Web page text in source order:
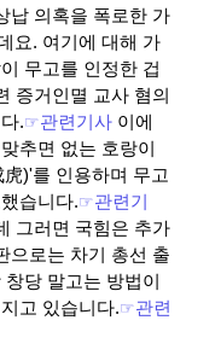
납 의혹을 폭로한 가
요. 여기에 대해 가
무고를 인정한 겁
증거인멸 교사 혐의
.☞관련기사 이에
추면 없는 호랑이
)'를 인용하며 무고
습니다.☞관련기
그러면 국힘은 추가
으로는 차기 총선 출
당 말고는 방법이
고 있습니다.☞관련